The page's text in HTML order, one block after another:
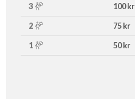
3
100 kr
2
75 kr
1
50 kr